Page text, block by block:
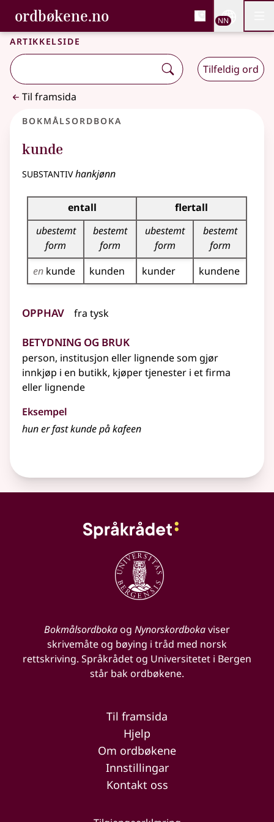
Gå til hovudinnhald
Tilgjenge
ordbøkene.no, Bokmålsordboka og
Bokmålsordboka og Nynorskordboka
NN
Artikkelside
Tilfeldig ord
Til framsida
Bokmålsordboka
kunde
substantivhankjønn
Bøyingstabell for dette substantivet
entall
flertall
ubestemt
form
bestemt
form
ubestemt
form
bestemt
form
en kunde kunden kunder kundene
Opphav fra tysk
Betydning og bruk
person, institusjon eller lignendesom gjør
innkjøp i en butikk, kjøper tjenester i et firma
eller lignende
Eksempel
hun er fastkundepå kafeen
Bokmålsordbokaog Nynorskordbokaviser
skrivemåte og bøying i tråd med norsk
rettskriving. Språkrådet og Universitetet i Bergen
står bak ordbøkene.
Til framsida
Hjelp
Om ordbøkene
Innstillingar
Kontakt oss